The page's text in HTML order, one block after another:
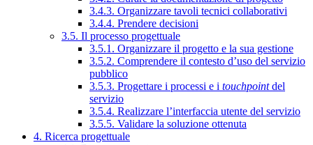
3.4.3. Organizzare tavoli tecnici collaborativi
3.4.4. Prendere decisioni
3.5. Il processo progettuale
3.5.1. Organizzare il progetto e la sua gestione
3.5.2. Comprendere il contesto d’uso del servizio
pubblico
3.5.3. Progettare i processi e i touchpointdel
servizio
3.5.4. Realizzare l’interfaccia utente del servizio
3.5.5. Validare la soluzione ottenuta
4. Ricerca progettuale